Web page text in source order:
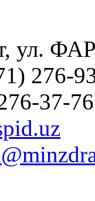
ул.
276-
37-76